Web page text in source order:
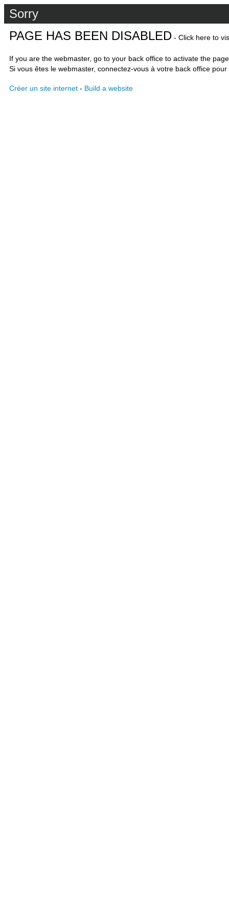
Sorry
PAGE HAS BEEN DISABLED - Click here to
If you are the webmaster, go to your back office to activate the
Si vous êtes le webmaster, connectez-vous à votre back office
Créer un site internet - Build a website